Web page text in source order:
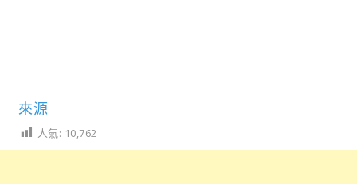
來源
人氣: 10,762